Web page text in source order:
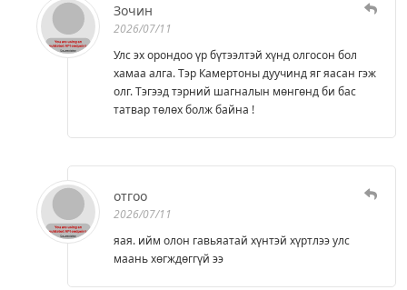
Зочин
2026/07/11
Улс эх орондоо үр бүтээлтэй хүнд олгосон бол
хамаа алга. Тэр Камертоны дуучинд яг яасан гэж
олг. Тэгээд тэрний шагналын мөнгөнд би бас
татвар төлөх болж байна !
отгоо
2026/07/11
яая. ийм олон гавьяатай хүнтэй хүртлээ улс
маань хөгждөггүй ээ